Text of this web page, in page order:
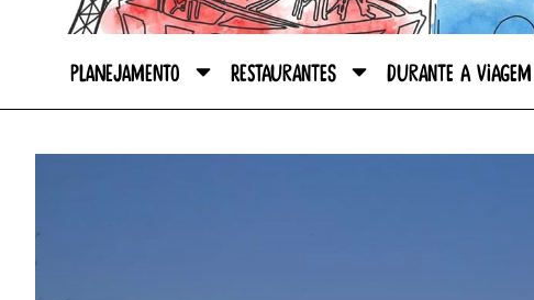
Planejamento Restaurantes Durante a Viagem